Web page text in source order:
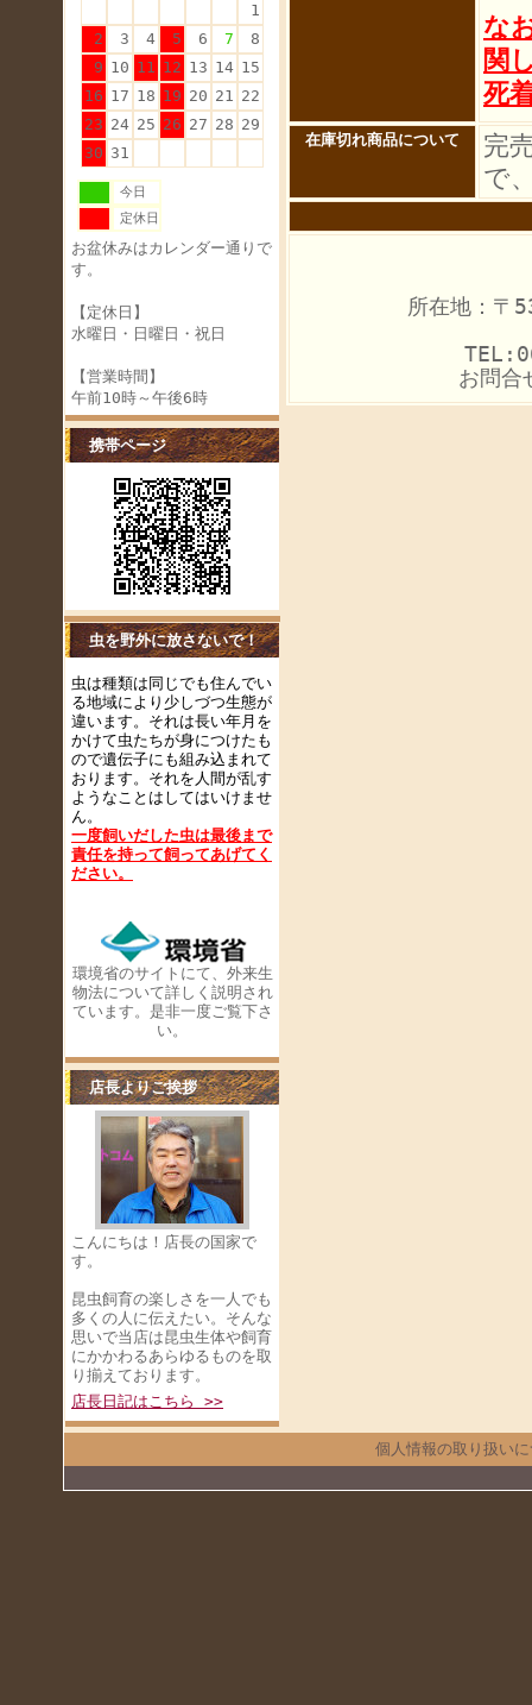
1
2
3 4 5 6 7
8
9 10 11 12 13 14 15
16 17 18 19 20 21 22
23 24 25 26 27 28 29
30 31
今日
定休日
お盆休みはカレンダー通りで
す。
【定休日】
水曜日・日曜日・祝日
【営業時間】
午前10時～午後6時
携帯ページ
虫を野外に放さないで！
虫は種類は同じでも住んでい
る地域により少しづつ生態が
違います。それは長い年月を
かけて虫たちが身につけたも
ので遺伝子にも組み込まれて
おります。それを人間が乱す
ようなことはしてはいけませ
ん。
一度飼いだした虫は最後まで
責任を持って飼ってあげてく
ださい。
環境省のサイトにて、外来生
物法について詳しく説明され
ています。是非一度ご覧下さ
い。
店長よりご挨拶
こんにちは！店長の国家で
す。
昆虫飼育の楽しさを一人でも
多くの人に伝えたい。そんな
思いで当店は昆虫生体や飼育
にかかわるあらゆるものを取
り揃えております。
店長日記はこちら >>
な
関
死
在庫切れ商品について
完
で
所在地：〒
お問合
個人情報の取り扱い